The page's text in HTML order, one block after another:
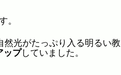
。
光がたっぷり入る明るい教
ップしていました。